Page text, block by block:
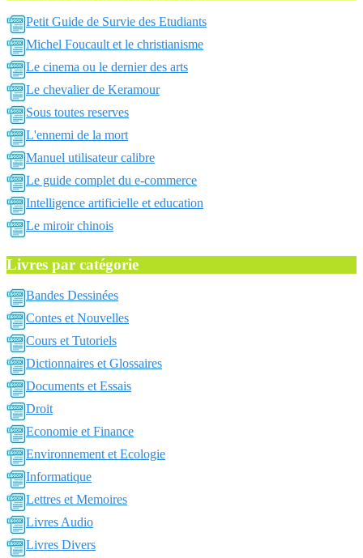
Petit Guide de Survie des Etudiants
Michel Foucault et le christianisme
Le cinema ou le dernier des arts
Le chevalier de Keramour
Sous toutes reserves
L'ennemi de la mort
Manuel utilisateur calibre
Le guide complet du e-commerce
Intelligence artificielle et education
Le miroir chinois
Livres par catégorie
Bandes Dessinées
Contes et Nouvelles
Cours et Tutoriels
Dictionnaires et Glossaires
Documents et Essais
Droit
Economie et Finance
Environnement et Ecologie
Informatique
Lettres et Memoires
Livres Audio
Livres Divers